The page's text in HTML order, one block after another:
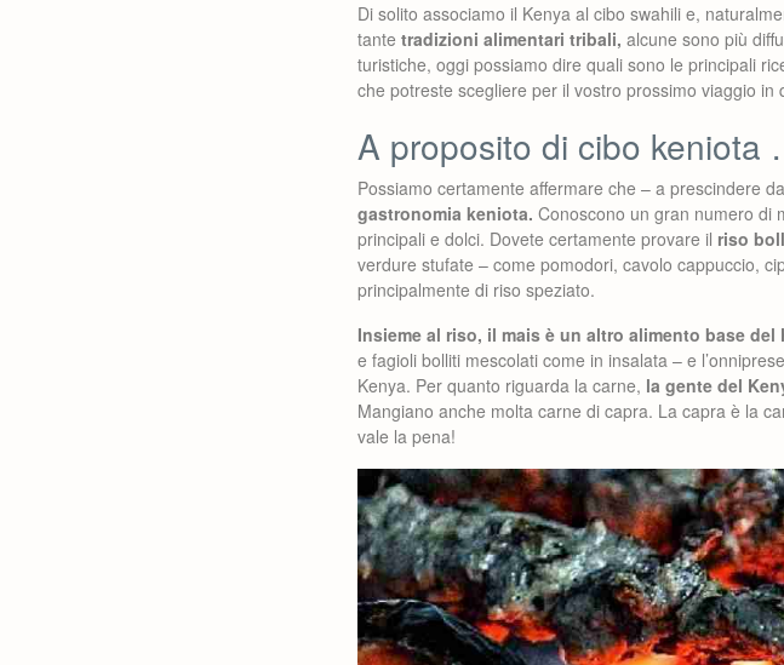
Di solito associamo il Kenya al cibo swahili e,
tante tradizioni alimentari tribali, alcune sono più
turistiche, oggi possiamo dire quali sono le principali
che potreste scegliere per il vostro prossimo viaggio in
A proposito di cibo keniota
Possiamo certamente affermare che – a prescindere
gastronomia keniota. Conoscono un gran numero di
principali e dolci. Dovete certamente provare il riso
verdure stufate – come pomodori, cavolo cappuccio,
principalmente di riso speziato.
Insieme al riso, il mais è un altro alimento base del
e fagioli bolliti mescolati come in insalata – e
Kenya. Per quanto riguarda la carne, la gente del
Mangiano anche molta carne di capra. La capra è la
vale la pena!